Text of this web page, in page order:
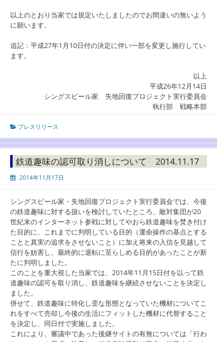
以上のとおり当家では規定いたしましたのでお間違いの無いよう
に願います。
追記：平成27年1月10日付の決定に伴い一部を変更し施行してい
ます。
以上
平成26年12月14日
シングスピール家 失地回復プロジェクト実行委員会
執行部 戦略本部
プレスリリース
鉄道趣味の認可取り消しについて 2014.11.17
2014年11月17日
シングスピール家・失地回復プロジェクト実行委員会では、今後
の鉄道趣味に対する扱いを検討していたところ、敵対集団が20
世紀末のインターネット参戦に対してやおら鉄道趣味を焚き付け
た目的に、これまでに判明している目的（運命操作の基点とする
ことと真実の追求をさせないこと）に加え将来の入信を見越して
信行を妨害し、最終的に退転に至らしめる目的があったことが新
たに判明しました。
このことを重大視した当家では、2014年11月15日付を以って鉄
道趣味の認可を取り消し、鉄道趣味を継続させないことを決定し
ました。
併せて、鉄道趣味に特化し歪な形態となっていた機材についてこ
れをすべて売却し今後の生活にフィットした機材に代替すること
を決定し、同日付で実施しました。
これにより、審議中であった後継サイトの有無については「行わ